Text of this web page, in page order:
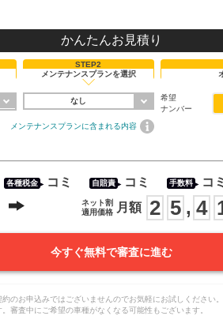
かんたんお見積り
STEP2
メンテナンスプランを選択
なし
メンテナンスプランに含まれる内容
希望
ナンバー
各種税金 コミ 自賠責 コミ 手数料 コミ
ネット割
適用価格
月額 2 5 , 4
今すぐ無料で審査に進む
のお申込みではございませんのでお気軽にお試しください。
審査中にご希望の車種がなくなる可能性もございます。